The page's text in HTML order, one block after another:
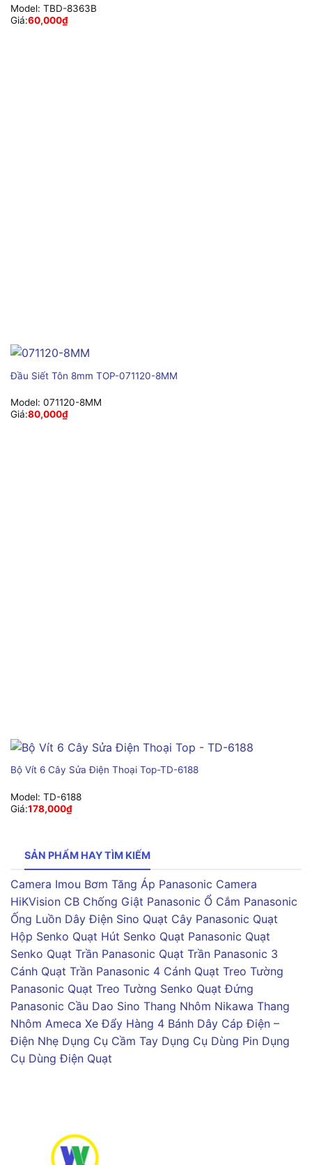
Model: TBD-8363B
Giá:60,000₫
Đầu Siết Tôn 8mm TOP-071120-8MM
Model: 071120-8MM
Giá:80,000₫
Bộ Vít 6 Cây Sửa Điện Thoại Top-TD-6188
Model: TD-6188
Giá:178,000₫
SẢN PHẨM HAY TÌM KIẾM
Camera Imou Bơm Tăng Áp Panasonic Camera
HiKVision CB Chống Giật Panasonic Ổ Cắm Panasonic
Ống Luồn Dây Điện Sino Quạt Cây Panasonic Quạt
Hộp Senko Quạt Hút Senko Quạt Panasonic Quạt
Senko Quạt Trần Panasonic Quạt Trần Panasonic 3
Cánh Quạt Trần Panasonic 4 Cánh Quạt Treo Tường
Panasonic Quạt Treo Tường Senko Quạt Đứng
Panasonic Cầu Dao Sino Thang Nhôm Nikawa Thang
Nhôm Ameca Xe Đẩy Hàng 4 Bánh Dây Cáp Điện –
Điện Nhẹ Dụng Cụ Cầm Tay Dụng Cụ Dùng Pin Dụng
Cụ Dùng Điện Quạt